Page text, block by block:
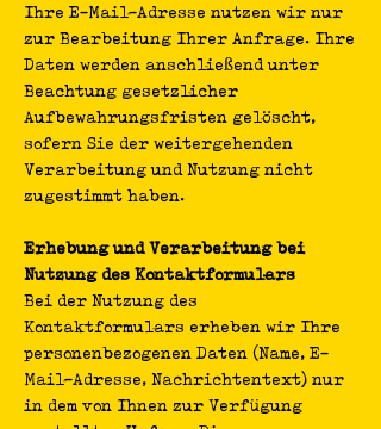
Ihre E-Mail-Adresse nutzen wir nur
zur Bearbeitung Ihrer Anfrage. Ihre
Daten werden anschließend unter
Beachtung gesetzlicher
Aufbewahrungsfristen gelöscht,
sofern Sie der weitergehenden
Verarbeitung und Nutzung nicht
zugestimmt haben.
Erhebung und Verarbeitung bei
Nutzung des Kontaktformulars
Bei der Nutzung des
Kontaktformulars erheben wir Ihre
personenbezogenen Daten (Name, E-
Mail-Adresse, Nachrichtentext) nur
in dem von Ihnen zur Verfügung